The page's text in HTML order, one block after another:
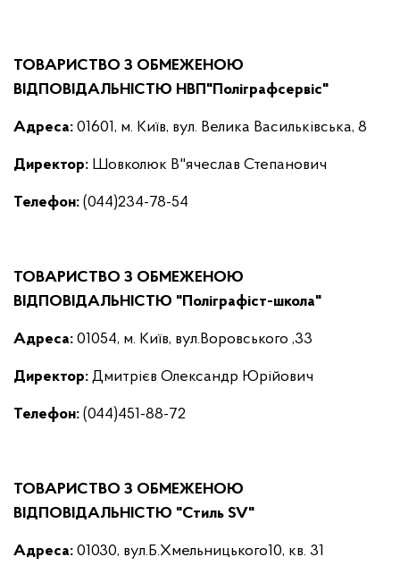
ТОВАРИСТВО З ОБМЕЖЕНОЮ
ВІДПОВІДАЛЬНІСТЮ НВП"Поліграфсервіс"
Адреса: 01601, м. Київ, вул. Велика Васильківська, 8
Директор: Шовколюк В"ячеслав Степанович
Телефон: (044)234-78-54
ТОВАРИСТВО З ОБМЕЖЕНОЮ
ВІДПОВІДАЛЬНІСТЮ "Поліграфіст-школа"
Адреса: 01054, м. Київ, вул.Воровського ,33
Директор: Дмитрієв Олександр Юрійович
Телефон: (044)451-88-72
ТОВАРИСТВО З ОБМЕЖЕНОЮ
ВІДПОВІДАЛЬНІСТЮ "Стиль SV"
Адреса: 01030, вул.Б.Хмельницького10, кв. 31